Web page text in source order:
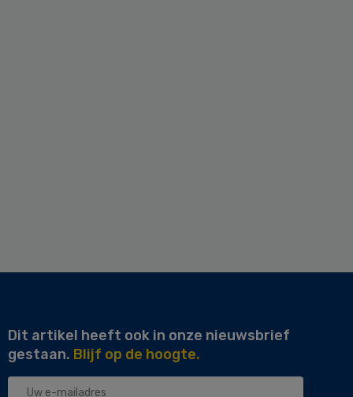
Dit artikel heeft ook in onze nieuwsbrief
gestaan. Blijf op de hoogte.
Uw